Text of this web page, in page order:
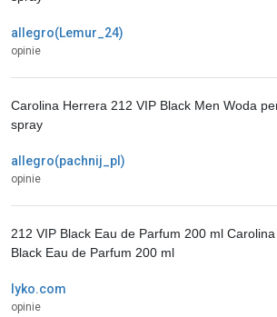
allegro(Lemur_24)
opinie
allegro(pachnij_pl)
opinie
Carolina Herrera 212 VIP Black Men Woda
spray
lyko.com
opinie
212 VIP Black Eau de Parfum 200 ml
Black Eau de Parfum 200 ml